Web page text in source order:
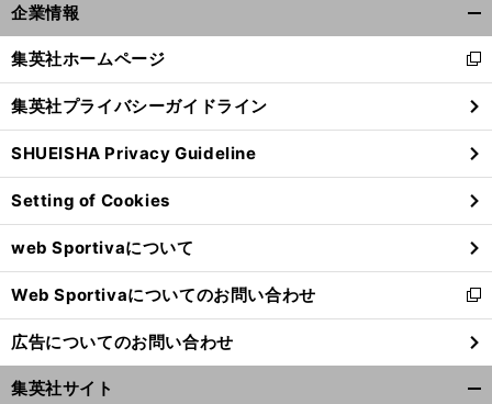
企業情報
閉
る
集英社ホームページ
新
し
い
ウ
ィ
ン
ド
ウ
で
開
く
集英社プライバシーガイドライン
SHUEISHA Privacy Guideline
Setting of Cookies
web Sportivaについて
Web Sportivaについてのお問い合わせ
新
し
い
ウ
ィ
広告についてのお問い合わせ
集英社サイト